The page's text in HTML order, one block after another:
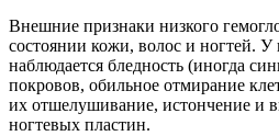
Внешние признаки низкого
состоянии кожи, волос и ногтей. У
наблюдается бледность (иногда
покровов, обильное отмирание
их отшелушивание, истончение и
ногтевых пластин.